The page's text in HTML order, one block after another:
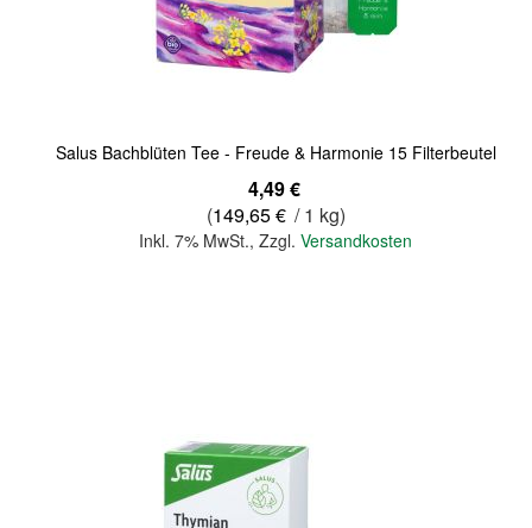
Salus Bachblüten Tee - Freude & Harmonie 15 Filterbeutel
4,49 €
(149,65 € / 1 kg)
Inkl. 7% MwSt.,Zzgl.Versandkosten